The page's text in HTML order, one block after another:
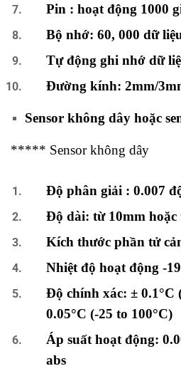
Pin : hoạt động 1000
Bộ nhớ: 60, 000 dữ
Tự động ghi nhớ dữ
Đường kính: 2mm/
Sensor không dây hoặc
***** Sensor không dây
Độ phân giải : 0.007
Độ dài: từ 10mm hoặc
Kích thước phần tử
Nhiệt độ hoạt động -
Độ chính xác: ± 0.1°C
0.05°C (-25 to 100°C)
Áp suất hoạt động:
abs